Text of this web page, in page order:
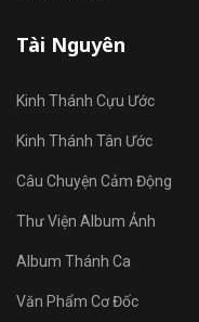
Tài Nguyên
Kinh Thánh Cựu Ước
Kinh Thánh Tân Ước
Câu Chuyện Cảm Động
Thư Viện Album Ảnh
Album Thánh Ca
Văn Phẩm Cơ Đốc